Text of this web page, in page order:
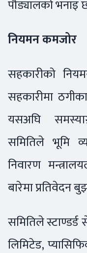
पौड्यालको भनाइ
नियमन कमजोर
सहकारीको
सहकारीमा
यसअघि
समितिले भूमि
निवारण
बारेमा प्रतिवेदन
समितिले
लिमिटेड,